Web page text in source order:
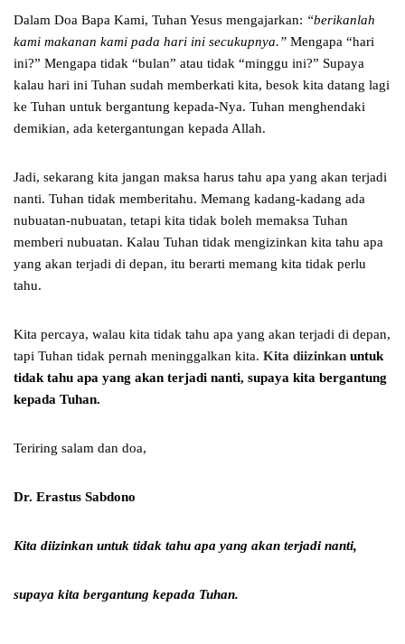
Dalam Doa Bapa Kami, Tuhan Yesus mengajarkan: “berikanlah
kami makanan kami pada hari ini secukupnya.” Mengapa “hari
ini?” Mengapa tidak “bulan” atau tidak “minggu ini?” Supaya
kalau hari ini Tuhan sudah memberkati kita, besok kita datang lagi
ke Tuhan untuk bergantung kepada-Nya. Tuhan menghendaki
demikian, ada ketergantungan kepada Allah.
Jadi, sekarang kita jangan maksa harus tahu apa yang akan terjadi
nanti. Tuhan tidak memberitahu. Memang kadang-kadang ada
nubuatan-nubuatan, tetapi kita tidak boleh memaksa Tuhan
memberi nubuatan. Kalau Tuhan tidak mengizinkan kita tahu apa
yang akan terjadi di depan, itu berarti memang kita tidak perlu
tahu.
Kita percaya, walau kita tidak tahu apa yang akan terjadi di depan,
tapi Tuhan tidak pernah meninggalkan kita. Kita diizinkan untuk
tidak tahu apa yang akan terjadi nanti, supaya kita bergantung
kepada Tuhan.
Teriring salam dan doa,
Dr. Erastus Sabdono
Kita diizinkan untuk tidak tahu apa yang akan terjadi nanti,
supaya kita bergantung kepada Tuhan.